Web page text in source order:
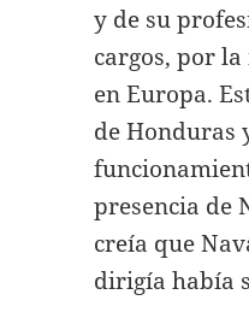
y de su
cargos, por
en Europa.
de Honduras
presencia de
creía que
dirigía había